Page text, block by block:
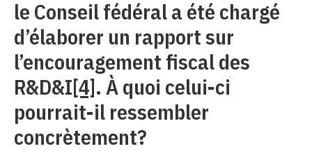
le Conseil fédéral a été chargé
d’élaborer un rapport sur
l’encouragement fiscal des
R&D&I[4]. À quoi celui-ci
pourrait-il ressembler
concrètement?